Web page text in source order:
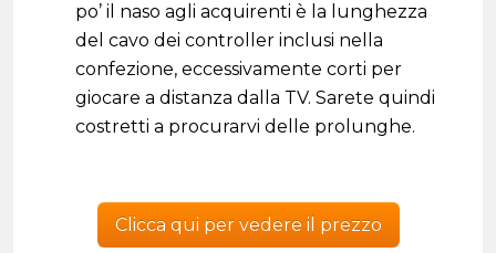
po’ il naso agli acquirenti è la lunghezza
del cavo dei controller inclusi nella
confezione, eccessivamente corti per
giocare a distanza dalla TV. Sarete quindi
costretti a procurarvi delle prolunghe.
Clicca qui per vedere il prezzo